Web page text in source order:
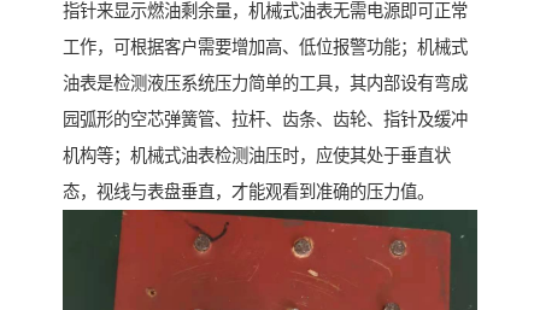
指针来显示燃油剩余量，机械式油表无需电源即可正常
工作，可根据客户需要增加高、低位报警功能；机械式
油表是检测液压系统压力简单的工具，其内部设有弯成
园弧形的空芯弹簧管、拉杆、齿条、齿轮、指针及缓冲
机构等；机械式油表检测油压时，应使其处于垂直状
态，视线与表盘垂直，才能观看到准确的压力值。